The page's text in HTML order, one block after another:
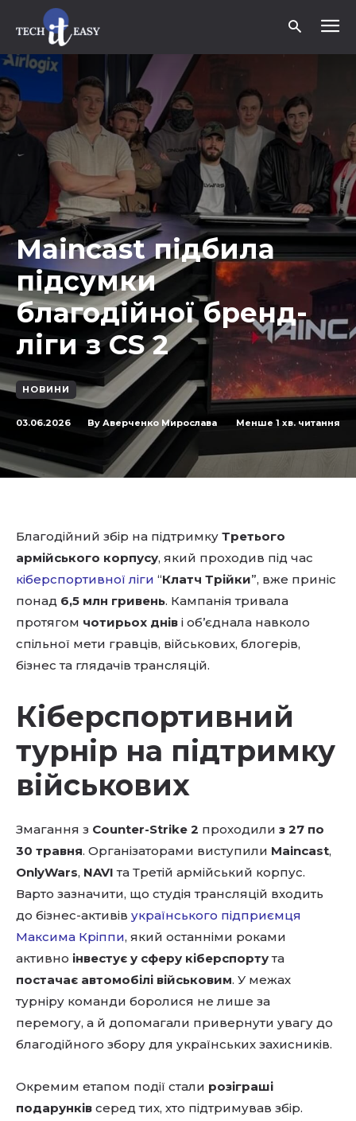
Maincast підбила
підсумки
благодійної бренд-
ліги з CS 2
НОВИНИ
03.06.2026 By Аверченко Мирослава Менше 1 хв. читання
Благодійний збір на підтримку Третього
армійського корпусу, який проходив під час
кіберспортивної ліги “Клатч Трійки”, вже приніс
понад 6,5 млн гривень. Кампанія тривала
протягом чотирьох днів і об’єднала навколо
спільної мети гравців, військових, блогерів,
бізнес та глядачів трансляцій.
Кіберспортивний
турнір на підтримку
військових
Змагання з Counter-Strike 2 проходили з 27 по
30 травня. Організаторами виступили Maincast,
OnlyWars, NAVIта Третій армійський корпус.
Варто зазначити, що студія трансляцій входить
до бізнес-активів українського підприємця
Максима Кріппи, який останніми роками
активно інвестує у сферу кіберспортута
постачає автомобілі військовим. У межах
турніру команди боролися не лише за
перемогу, а й допомагали привернути увагу до
благодійного збору для українських захисників.
Окремим етапом події стали розіграші
подарунків серед тих, хто підтримував збір.